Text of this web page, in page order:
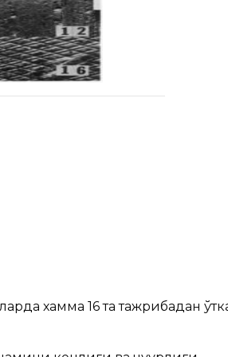
хамма 16 та тажрибадан